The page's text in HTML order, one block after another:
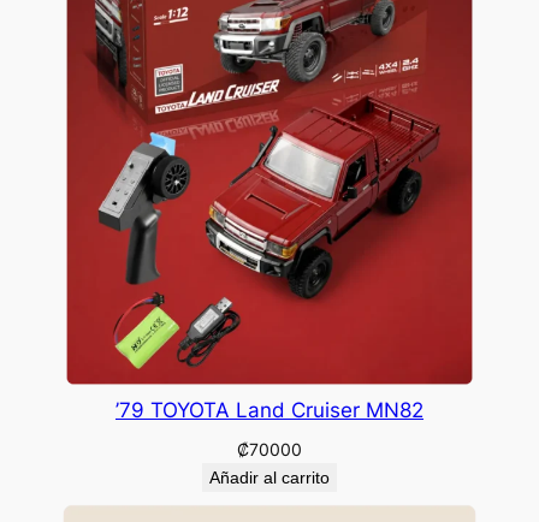
’79 TOYOTA Land Cruiser MN82
₡70000
Añadir al carrito